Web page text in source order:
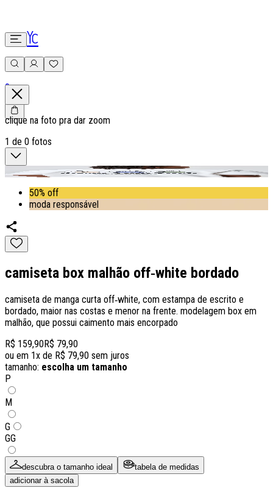
0
clique na foto pra dar zoom
1 de 0 fotos
50% off
moda responsável
camiseta box malhão off‑white bordado
camiseta de manga curta off‑white, com estampa de escrito e
bordado, maior nas costas e menor na frente. modelagem box em
malhão, que possui caimento mais encorpado
R$ 159,90R$ 79,90
ou em 1x de R$ 79,90 sem juros
tamanho: escolha um tamanho
P
M
G
GG
descubra o tamanho ideal
tabela de medidas
adicionar à sacola